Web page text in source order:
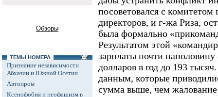
Обзоры
ТЕМЫ НОМЕРА
Признание независимости
Абхазии и Южной Осетии
Автопром
Ксенофобия и неофашизм в
посоветовался с комитетом
директоров, и г-жа Риза,
была формально
Результатом этой
зарплаты почти
долларов в год до 193
данным, которые
сумма выше, чем